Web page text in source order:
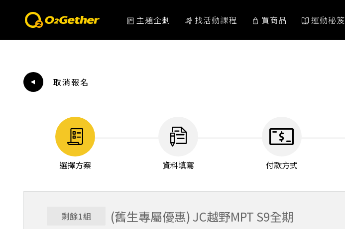
主題企劃 找活動課程 買商品 運動秘笈
取消報名
選擇方案 資料填寫 付款方式
剩餘1組 (舊生專屬優惠) JC越野MPT S9全期